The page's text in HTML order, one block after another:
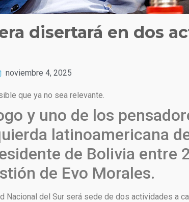
disertará en dos
noviembre 4, 2025
que ya no sea relevante.
y uno de los
latinoamericana
de Bolivia entre
de Evo Morales.
Nacional del Sur será sede de dos actividades a